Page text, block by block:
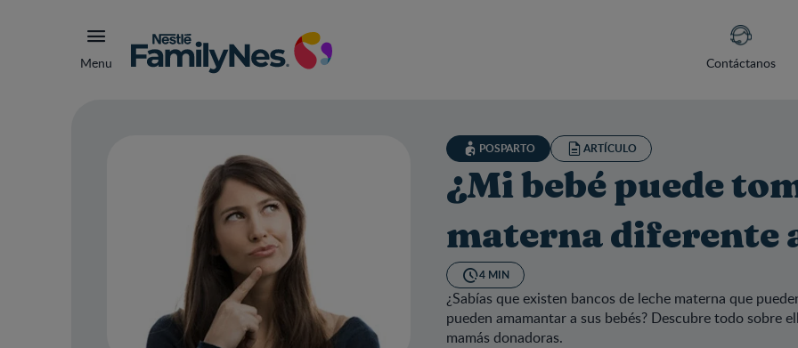
Menu Contáctanos
POSPARTO ARTÍCULO
¿Mi bebé puede
materna diferente
4 MIN
¿Sabías que existen bancos de leche materna que
pueden amamantar a sus bebés? Descubre todo sobre
mamás donadoras.